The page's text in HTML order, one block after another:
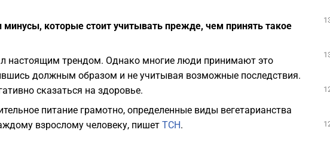
минусы, которые стоит учитывать прежде, чем принять такое
настоящим трендом. Однако многие люди принимают это
должным образом и не учитывая возможные последствия.
сказаться на здоровье.
питание грамотно, определенные виды вегетарианства
взрослому человеку, пишет ТСН.